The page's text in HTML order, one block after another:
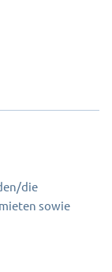
die
sowie